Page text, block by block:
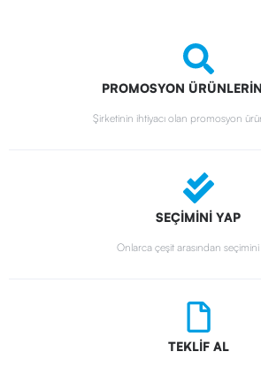
PROMOSYON
Şirketinin ihtiyacı olan promosyon
SEÇİMİNİ YAP
Onlarca çeşit arasından seçimini
TEKLİF AL